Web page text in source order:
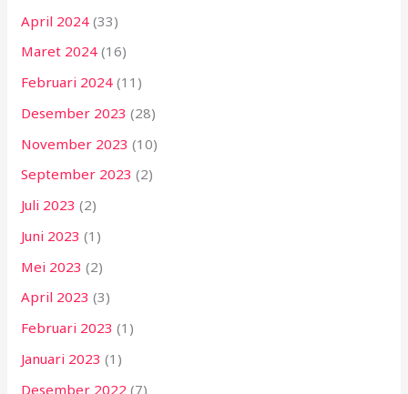
April 2024 (33)
Maret 2024 (16)
Februari 2024 (11)
Desember 2023 (28)
November 2023 (10)
September 2023 (2)
Juli 2023 (2)
Juni 2023 (1)
Mei 2023 (2)
April 2023 (3)
Februari 2023 (1)
Januari 2023 (1)
Desember 2022 (7)